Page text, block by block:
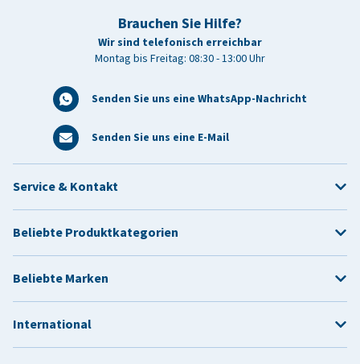
Brauchen Sie Hilfe?
Wir sind telefonisch erreichbar
Montag bis Freitag: 08:30 - 13:00 Uhr
Senden Sie uns eine WhatsApp-Nachricht
Senden Sie uns eine E-Mail
Service & Kontakt
Beliebte Produktkategorien
Beliebte Marken
International